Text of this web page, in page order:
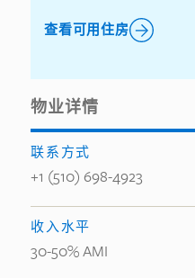
查看可用住房
物业详情
联系方式
+1 (510) 698-4923
收入水平
30-50% AMI